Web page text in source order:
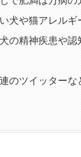
犬や猫アレルギ
の精神疾患や認
のツイッターな